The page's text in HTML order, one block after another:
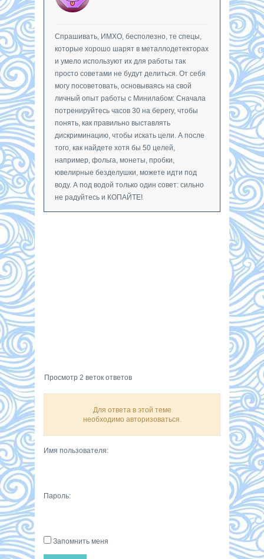
Спрашивать, ИМХО, бесполезно, те спецы,
которые хорошо шарят в металлодетекторах
и умело используют их для работы так
просто советами не будут делиться. От себя
могу посоветовать, основываясь на свой
личный опыт работы с Минилабом: Сначала
потренируйтесь часов 30 на берегу, чтобы
понять, как правильно выставлять
дискриминацию, чтобы искать цели. А после
того, как найдете хотя бы 50 целей,
например, фольга, монеты, пробки,
ювелирные безделушки, можете идти под
воду. А под водой только один совет: сильно
не радуйтесь и КОПАЙТЕ!
Просмотр 2 веток ответов
Для ответа в этой теме
необходимо авторизоваться.
Имя пользователя:
Пароль:
Запомнить меня